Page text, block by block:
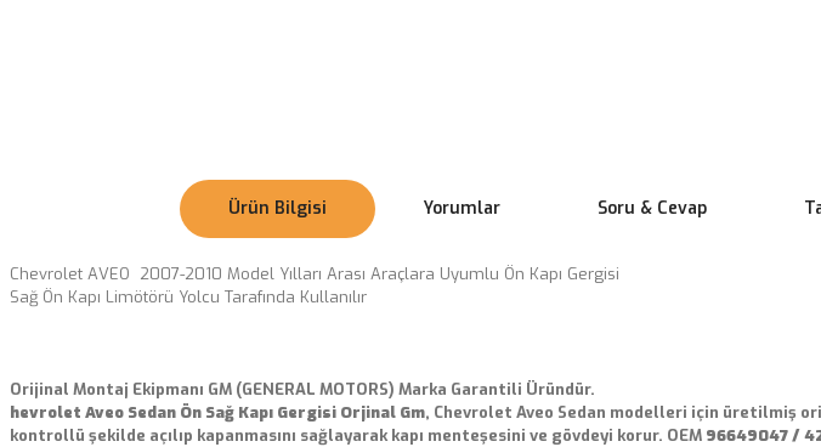
Ürün Bilgisi Yorumlar Soru & Cevap
Chevrolet AVEO 2007-2010 Model Yılları Arası Araçlara Uyumlu Ön Kapı Gergisi
Sağ Ön Kapı Limötörü Yolcu Tarafında Kullanılır
Orijinal Montaj Ekipmanı GM (GENERAL MOTORS) Marka Garantili Üründür.
hevrolet Aveo Sedan Ön Sağ Kapı Gergisi Orjinal Gm, Chevrolet Aveo Sedan modelleri için üretilmiş
kontrollü şekilde açılıp kapanmasını sağlayarak kapı menteşesini ve gövdeyi korur. OEM 96649047 /